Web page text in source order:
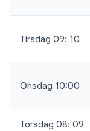
Tirsdag 09: 10
Onsdag 10:00
Torsdag 08: 09